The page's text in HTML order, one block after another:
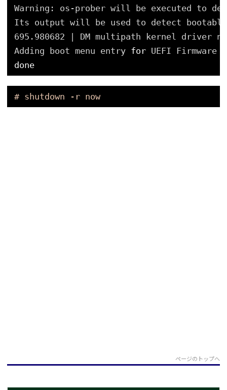
Warning: os-prober will be executed to
Its output will be used to detect
695.980682 | DM multipath kernel driver
Adding boot menu entry for UEFI
done
# shutdown -r now
ページのトップへ